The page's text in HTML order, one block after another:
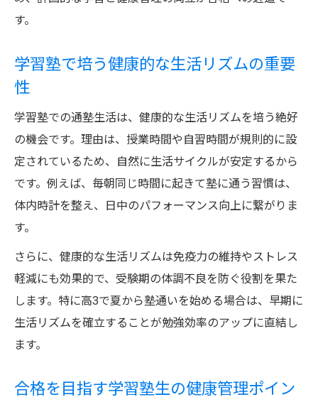
す。
学習塾で培う健康的な生活リズムの重要
性
学習塾での通塾生活は、健康的な生活リズムを培う絶好
の機会です。理由は、授業時間や自習時間が規則的に設
定されているため、自然に生活サイクルが安定するから
です。例えば、毎朝同じ時間に起きて塾に通う習慣は、
体内時計を整え、日中のパフォーマンス向上に繋がりま
す。
さらに、健康的な生活リズムは免疫力の維持やストレス
軽減にも効果的で、受験期の体調不良を防ぐ役割を果た
します。特に高3で夏から塾通いを始める場合は、早期に
生活リズムを確立することが勉強効率のアップに直結し
ます。
合格を目指す学習塾生の健康管理ポイン